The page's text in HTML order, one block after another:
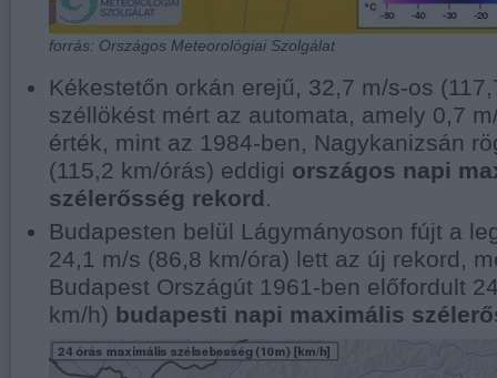
forrás: Országos Meteorológiai Szolgálat
Kékestetőn orkán erejű, 32,7 m/s-os
széllökést mért az automata, amely 0,7
érték, mint az 1984-ben, Nagykanizsán
(115,2 km/órás) eddigi országos napi
szélerősség rekord.
Budapesten belül Lágymányoson fújt a
24,1 m/s (86,8 km/óra) lett az új rekord,
Budapest Országút 1961-ben előfordult
km/h) budapesti napi maximális